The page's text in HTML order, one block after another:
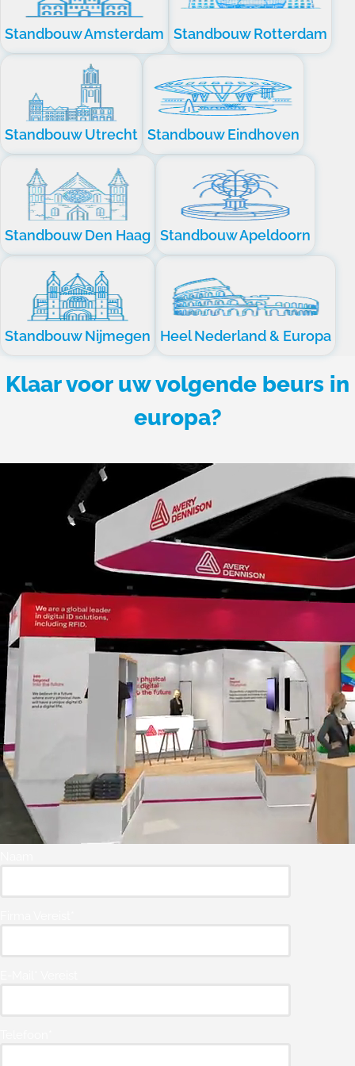
Standbouw Amsterdam Standbouw Rotterdam
Standbouw Utrecht Standbouw Eindhoven
Standbouw Den Haag Standbouw Apeldoorn
Standbouw Nijmegen Heel Nederland & Europa
Klaar voor uw volgende beurs in
europa?